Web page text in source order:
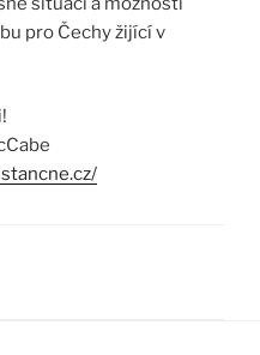
pro Čechy žijící v